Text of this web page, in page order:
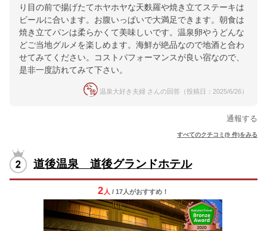
り目の前で揚げたてホヤホヤな天麩羅や焼き立てステーキは
ビールに合います。お腹いっぱいで大満足できます。朝食は
焼き立てパンは柔らかくて美味しいです。温泉卵やうどんな
どご当地グルメを楽しめます。海鮮が絶品なので地酒と合わ
せてみてください。コストパフォーマンスが良い宿なので、
是非一度訪れてみて下さい。
温泉大好き夫婦 さんの回答（投稿日：2025/6/26）
通報する
すべてのクチコミ(9 件)をみる
道後温泉 道後グランドホテル
2 人 / 17人がおすすめ！